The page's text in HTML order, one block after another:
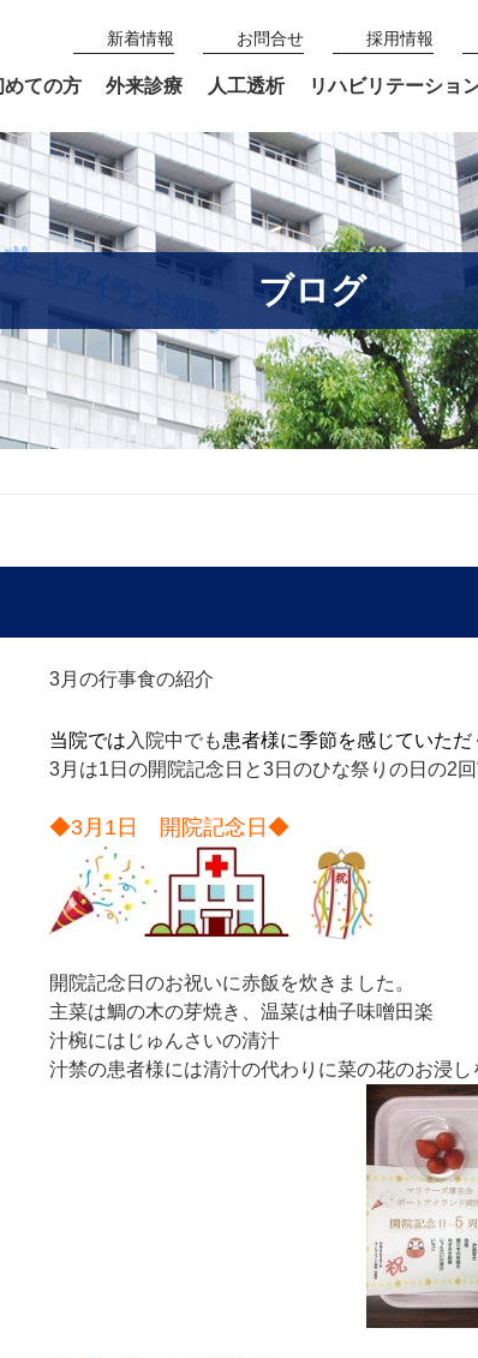
新着情報 お問合せ 採用情報
めての方 外来診療 人工透析 リハビリテーショ
ブログ
3月の行事食の紹介
当院では 入院中でも患者様に季節を感じていただ
3月は1日の開院記念日と3日のひな祭りの日の2回
◆3月1日 開院記念日◆
開院記念日のお祝いに赤飯を炊きました。
主菜は鯛の木の芽焼き、温菜は柚子味噌田楽
汁椀にはじゅんさいの清汁
汁禁の患者様には清汁の代わりに菜の花のお浸し